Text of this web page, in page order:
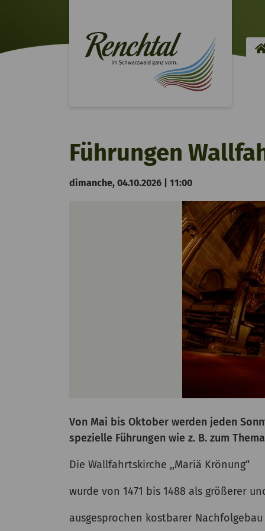
Führungen
dimanche, 04.10.2026 | 11:00
Von Mai bis Oktober werden jeden
spezielle Führungen wie z. B. zum
Die Wallfahrtskirche ,,Mariä Krönung“
wurde von 1471 bis 1488 als größerer
ausgesprochen kostbarer Nachfolgebau